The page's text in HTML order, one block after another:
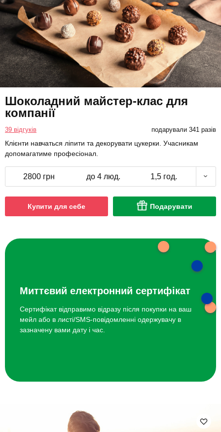
Шоколадний майстер-клас для
компанії
39 відгуків подарували 341 разів
Клієнти навчаться ліпити та декорувати цукерки. Учасникам
допомагатиме професіонал.
2800 грн до 4 люд. 1,5 год.
Купити для себе Подарувати
Миттєвий електронний сертифікат
Сертифікат відправимо відразу після покупки на ваш
мейл або в листі/SMS-повідомленні одержувачу в
зазначену вами дату і час.